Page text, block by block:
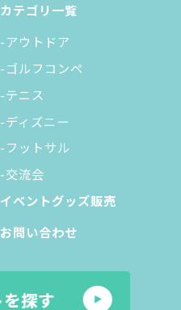
カテゴリ一覧
-アウトドア
-ゴルフコンペ
-テニス
-ディズニー
-フットサル
-交流会
イベントグッズ販売
お問い合わせ